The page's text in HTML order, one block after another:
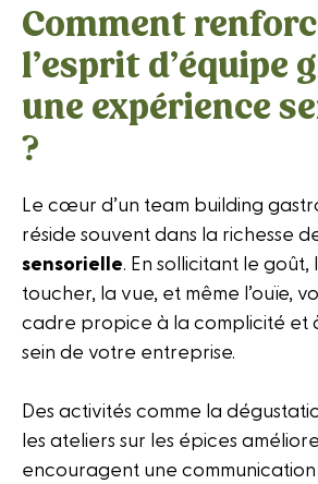
Comment
l’esprit d’équipe
une expérience
?
Le cœur d’un team building
réside souvent dans la richesse
sensorielle. En sollicitant le goût,
toucher, la vue, et même l’ouïe,
cadre propice à la complicité et
sein de votre entreprise.
Des activités comme la
les ateliers sur les épices
encouragent une